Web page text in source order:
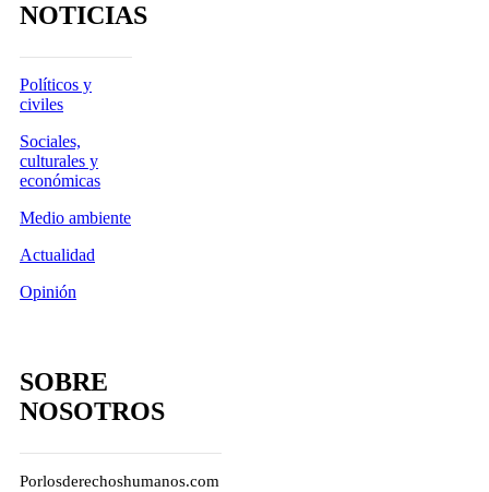
NOTICIAS
Políticos y
civiles
Sociales,
culturales y
económicas
Medio ambiente
Actualidad
Opinión
SOBRE
NOSOTROS
Porlosderechoshumanos.com